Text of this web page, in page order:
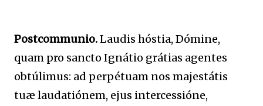
Postcommunio.Laudis hóstia, Dómine,
quam pro sancto Ignátio grátias agentes
obtúlimus: ad perpétuam nos majestátis
tuæ laudatiónem, ejus intercessióne,